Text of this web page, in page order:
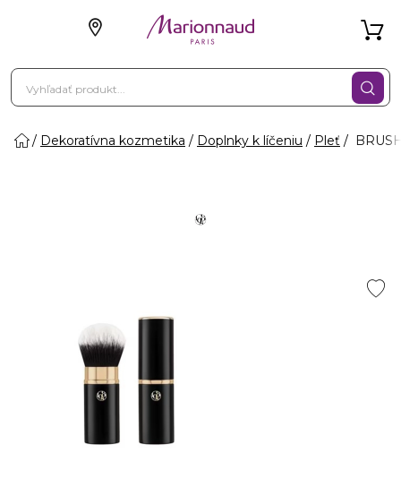
Dekoratívna kozmetika Doplnky k líčeniu Pleť